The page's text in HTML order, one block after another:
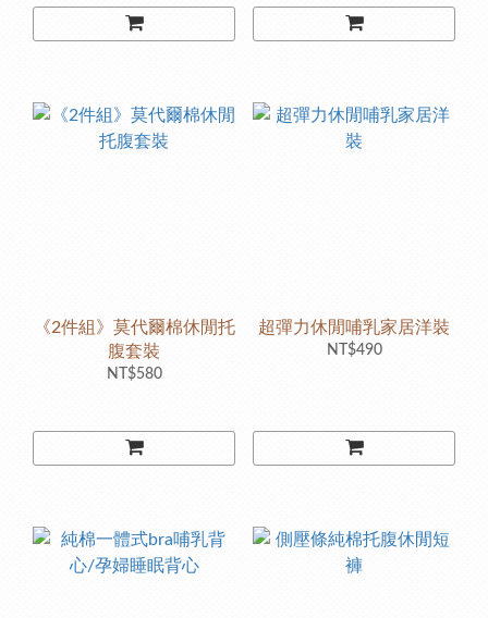
《2件組》莫代爾棉休閒托
腹套裝
NT$580
超彈力休閒哺乳家居洋裝
NT$490